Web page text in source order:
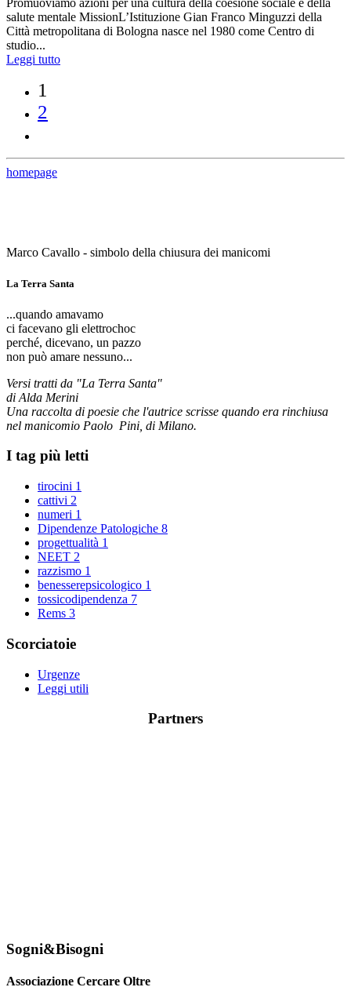
Promuoviamo azioni per una cultura della coesione sociale e della
salute mentale MissionL’Istituzione Gian Franco Minguzzi della
Città metropolitana di Bologna nasce nel 1980 come Centro di
studio...
Leggi tutto
1
2
homepage
Marco Cavallo - simbolo della chiusura dei manicomi
La Terra Santa
...quando amavamo
ci facevano gli elettrochoc
perché, dicevano, un pazzo
non può amare nessuno...
Versi tratti da "La Terra Santa"
di Alda Merini
Una raccolta di poesie che l'autrice scrisse quando era rinchiusa
nel manicomio Paolo Pini, di Milano.
I tag più letti
tirocini 1
cattivi 2
numeri 1
Dipendenze Patologiche 8
progettualità 1
NEET 2
razzismo 1
benesserepsicologico 1
tossicodipendenza 7
Rems 3
Scorciatoie
Urgenze
Leggi utili
Partners
Sogni&Bisogni
Associazione Cercare Oltre